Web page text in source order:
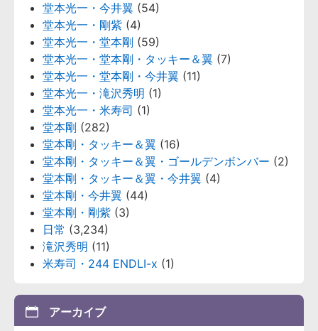
堂本光一・今井翼 (54)
堂本光一・剛紫 (4)
堂本光一・堂本剛 (59)
堂本光一・堂本剛・タッキー＆翼 (7)
堂本光一・堂本剛・今井翼 (11)
堂本光一・滝沢秀明 (1)
堂本光一・米寿司 (1)
堂本剛 (282)
堂本剛・タッキー＆翼 (16)
堂本剛・タッキー＆翼・ゴールデンボンバー (2)
堂本剛・タッキー＆翼・今井翼 (4)
堂本剛・今井翼 (44)
堂本剛・剛紫 (3)
日常 (3,234)
滝沢秀明 (11)
米寿司・244 ENDLI-x (1)
アーカイブ